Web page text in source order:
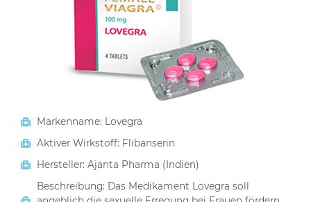
Markenname: Lovegra
Aktiver Wirkstoff: Flibanserin
Hersteller: Ajanta Pharma (Indien)
Beschreibung: Das Medikament Lovegra soll